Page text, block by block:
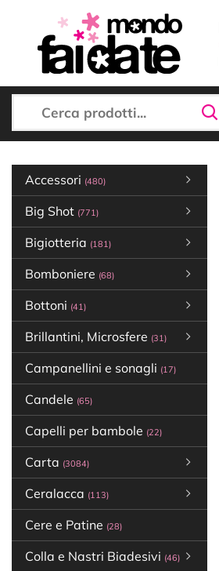
Accessori (480)
Big Shot (771)
Bigiotteria (181)
Bomboniere (68)
Bottoni (41)
Brillantini, Microsfere (31)
Campanellini e sonagli (17)
Candele (65)
Capelli per bambole (22)
Carta (3084)
Ceralacca (113)
Cere e Patine (28)
Colla e Nastri Biadesivi (46)